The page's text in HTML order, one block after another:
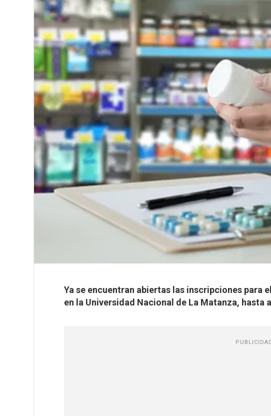
Ya se encuentran abiertas las inscripciones para
en la Universidad Nacional de La Matanza, hasta